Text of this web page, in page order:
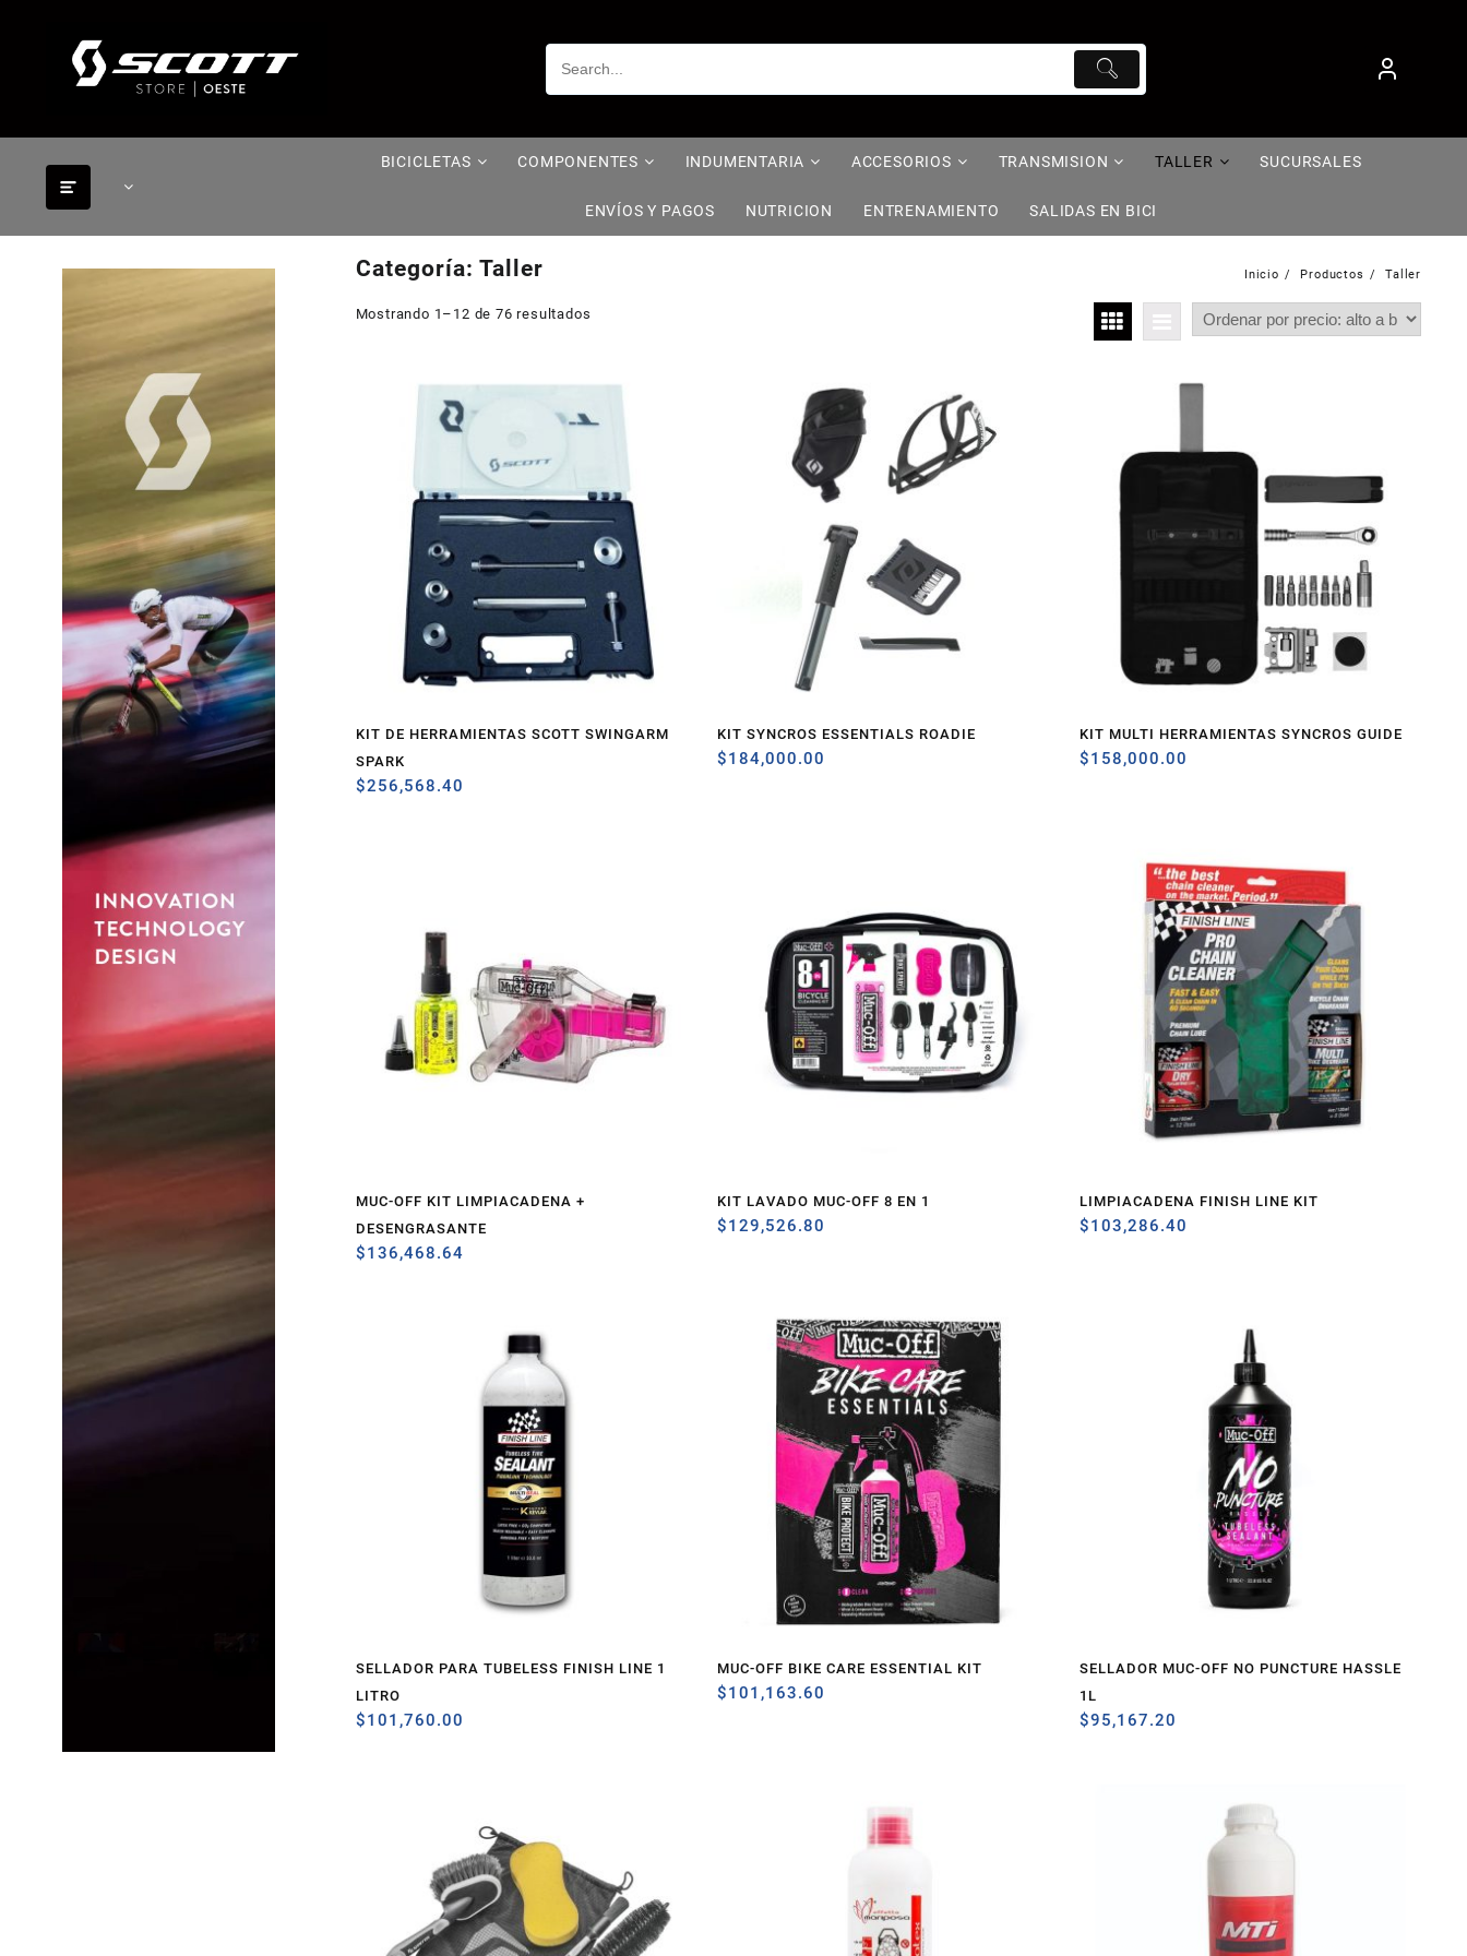
BICICLETAS COMPONENTES INDUMENTARIA ACCESORIOS TRANSMISION TALLER SUCURSALES
ENVÍOS Y PAGOS NUTRICION ENTRENAMIENTO SALIDAS EN BICI
Categoría: Taller Inicio Productos Taller
Mostrando 1–12 de 76 resultados
KIT DE HERRAMIENTAS SCOTT SWINGARM
SPARK
$256,568.40
KIT SYNCROS ESSENTIALS ROADIE
$184,000.00
KIT MULTI HERRAMIENTAS SYNCROS GUIDE
$158,000.00
MUC-OFF KIT LIMPIACADENA +
DESENGRASANTE
$136,468.64
KIT LAVADO MUC-OFF 8 EN 1
$129,526.80
LIMPIACADENA FINISH LINE KIT
$103,286.40
SELLADOR PARA TUBELESS FINISH LINE 1
LITRO
$101,760.00
MUC-OFF BIKE CARE ESSENTIAL KIT
$101,163.60
SELLADOR MUC-OFF NO PUNCTURE HASSLE
1L
$95,167.20